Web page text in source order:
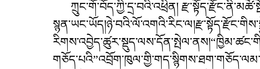
ཀྲུང་གོ་བོད་ཀྱི་དྲ་བའི་འཕྲིན།